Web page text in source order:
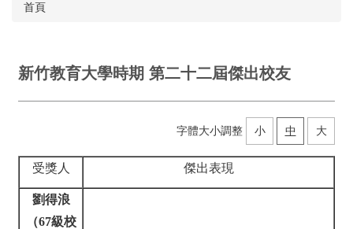
首頁
新竹教育大學時期 第二十二屆傑出校友
字體大小調整 小 中 大
受獎人 傑出表現
劉得浪
（67級校